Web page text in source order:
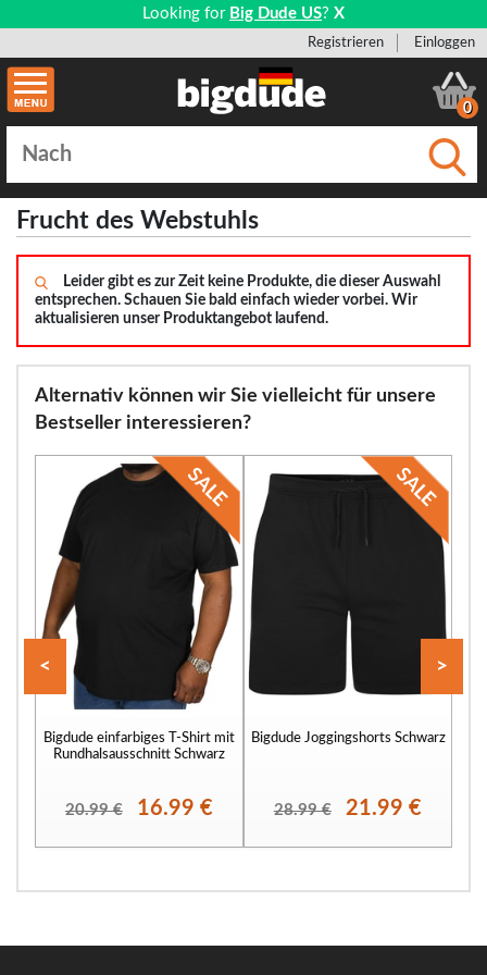
Looking for Big Dude US? X
Registrieren Einloggen
0
Frucht des Webstuhls
Leider gibt es zur Zeit keine Produkte, die dieser Auswahl
entsprechen. Schauen Sie bald einfach wieder vorbei. Wir
aktualisieren unser Produktangebot laufend.
Alternativ können wir Sie vielleicht für unsere
Bestseller interessieren?
Bigdude einfarbiges T-Shirt mit
Rundhalsausschnitt Schwarz
20.99 € 16.99 €
Bigdude Joggingshorts Schwarz
28.99 € 21.99 €
< >